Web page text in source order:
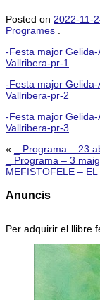
Posted on 2022-11-
Programes
-Festa major Gelida-
Vallribera-pr-1
-Festa major Gelida-
Vallribera-pr-2
-Festa major Gelida-
Vallribera-pr-3
«
_ Programa – 23
_ Programa – 3
MEFISTOFELE –
Anuncis
Per adquirir el llibre